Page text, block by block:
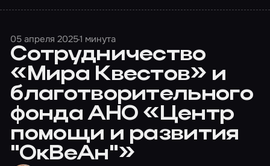
05 апреля 20251 минута
Cотрудничество
«Мира Квестов» и
благотворительного
фонда АНО «Центр
помощи и развития
"ОкВеАн"»